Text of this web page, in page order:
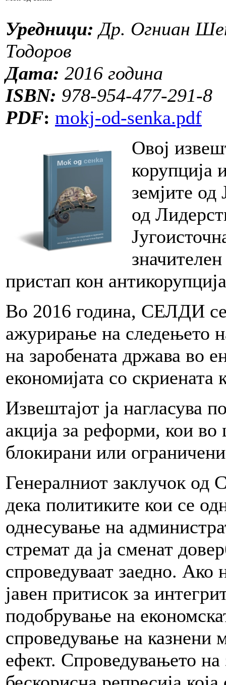
Уредници: Др. Огниан
Тодоров
Дата: 2016 година
ISBN: 978-954-477-291-8
PDF: mokj-od-senka.pdf
Овој
корупција
земјите од
од
пристап кон
Во 2016 година, СЕЛДИ се
ажурирање на следењето
на заробената држава во
економијата со скриената
Извештајот ја нагласува
акција за реформи, кои во
блокирани или
Генералниот заклучок
дека политиките кои се
однесување на
стремат да ја сменат
спроведуваат заедно. Ако
јавeн притисок за
подобрување на
спроведување на
ефект. Спроведувањето на